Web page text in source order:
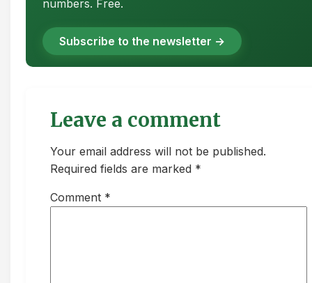
numbers. Free.
Subscribe to the newsletter →
Leave a comment
Your email address will not be published.
Required fields are marked *
Comment *